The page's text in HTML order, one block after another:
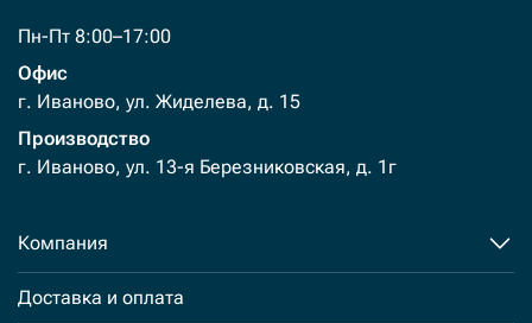
Пн-Пт 8:00–17:00
Офис
г. Иваново, ул. Жиделева, д. 15
Производство
г. Иваново, ул. 13-я Березниковская, д. 1г
Компания
Доставка и оплата